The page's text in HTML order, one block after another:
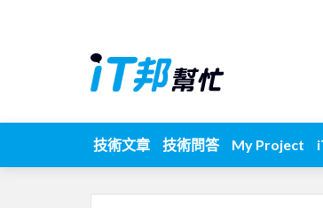
技術文章 技術問答 My Project